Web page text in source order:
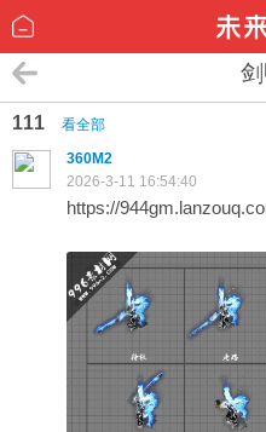
111
看全部
360M2
2026-3-11 16:54:40
https://